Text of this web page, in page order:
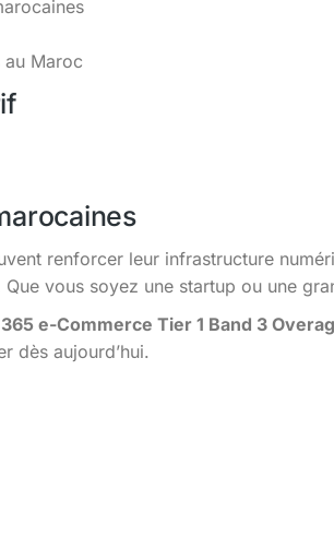
Maroc
renforcer leur infrastructure
vous soyez une startup ou une
e-Commerce Tier 1 Band 3
dès aujourd’hui.